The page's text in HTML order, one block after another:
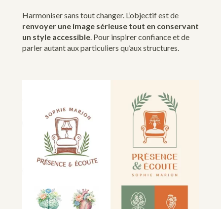
Harmoniser sans tout changer. L’objectif est de
renvoyer une image sérieuse tout en conservant
un style accessible. Pour inspirer confiance et de
parler autant aux particuliers qu’aux structures.